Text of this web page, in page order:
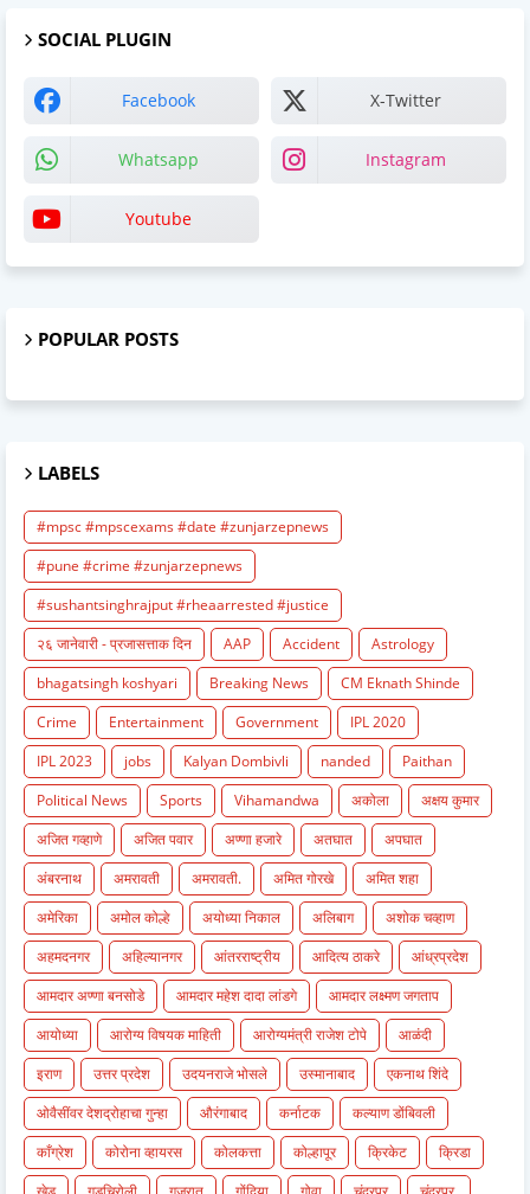
SOCIAL PLUGIN
Facebook X-Twitter
Whatsapp Instagram
Youtube
POPULAR POSTS
LABELS
#mpsc #mpscexams #date #zunjarzepnews
#pune #crime #zunjarzepnews
#sushantsinghrajput #rheaarrested #justice
२६ जानेवारी - प्रजासत्ताक दिन
AAP Accident
Astrology
bhagatsingh koshyari
Breaking News
CM Eknath Shinde
Crime
Entertainment Government
IPL 2020
IPL 2023
jobs Kalyan Dombivli nanded
Paithan
Political News
Sports Vihamandwa अकोला
अक्षय कुमार
अजित गव्हाणे
अजित पवार अण्णा हजारे अतघात
अपघात
अंबरनाथ
अमरावती अमरावती. अमित गोरखे
अमित शहा
अमेरिका
अमोल कोल्हे अयोध्या निकाल अलिबाग
अशोक चव्हाण
अहमदनगर
अहिल्यानगर आंतरराष्ट्रीय आदित्य ठाकरे
आंध्रप्रदेश
आमदार अण्णा बनसोडे
आमदार महेश दादा लांडगे
आमदार लक्ष्मण जगताप
आयोध्या
आरोग्य विषयक माहिती आरोग्यमंत्री राजेश टोपे
आळंदी
इराण
उत्तर प्रदेश उदयनराजे भोसले उस्मानाबाद
एकनाथ शिंदे
ओवैसींवर देशद्रोहाचा गुन्हा
औरंगाबाद कर्नाटक
कल्याण डोंबिवली
काँग्रेश
कोरोना व्हायरस कोलकत्ता कोल्हापूर क्रिकेट
क्रिडा